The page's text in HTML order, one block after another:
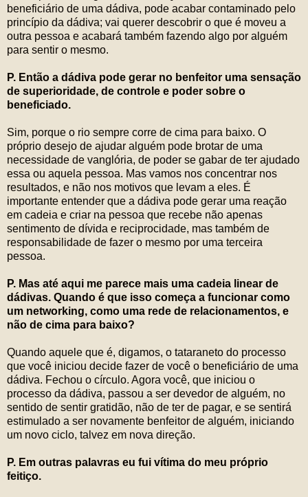
beneficiário de uma dádiva, pode acabar contaminado pelo
princípio da dádiva; vai querer descobrir o que é moveu a
outra pessoa e acabará também fazendo algo por alguém
para sentir o mesmo.
P. Então a dádiva pode gerar no benfeitor uma sensação
de superioridade, de controle e poder sobre o
beneficiado.
Sim, porque o rio sempre corre de cima para baixo. O
próprio desejo de ajudar alguém pode brotar de uma
necessidade de vanglória, de poder se gabar de ter ajudado
essa ou aquela pessoa. Mas vamos nos concentrar nos
resultados, e não nos motivos que levam a eles. É
importante entender que a dádiva pode gerar uma reação
em cadeia e criar na pessoa que recebe não apenas
sentimento de dívida e reciprocidade, mas também de
responsabilidade de fazer o mesmo por uma terceira
pessoa.
P. Mas até aqui me parece mais uma cadeia linear de
dádivas. Quando é que isso começa a funcionar como
um networking, como uma rede de relacionamentos, e
não de cima para baixo?
Quando aquele que é, digamos, o tataraneto do processo
que você iniciou decide fazer de você o beneficiário de uma
dádiva. Fechou o círculo. Agora você, que iniciou o
processo da dádiva, passou a ser devedor de alguém, no
sentido de sentir gratidão, não de ter de pagar, e se sentirá
estimulado a ser novamente benfeitor de alguém, iniciando
um novo ciclo, talvez em nova direção.
P. Em outras palavras eu fui vítima do meu próprio
feitiço.